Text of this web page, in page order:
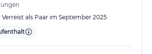
Verreist als Paar im September 2025